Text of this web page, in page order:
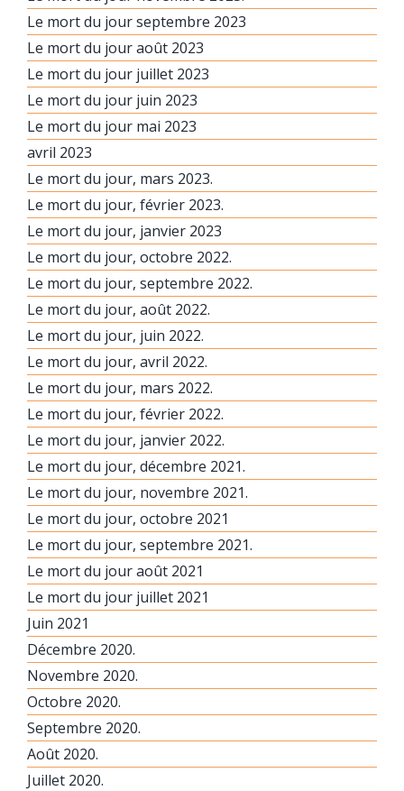
Le mort du jour septembre 2023
Le mort du jour août 2023
Le mort du jour juillet 2023
Le mort du jour juin 2023
Le mort du jour mai 2023
avril 2023
Le mort du jour, mars 2023.
Le mort du jour, février 2023.
Le mort du jour, janvier 2023
Le mort du jour, octobre 2022.
Le mort du jour, septembre 2022.
Le mort du jour, août 2022.
Le mort du jour, juin 2022.
Le mort du jour, avril 2022.
Le mort du jour, mars 2022.
Le mort du jour, février 2022.
Le mort du jour, janvier 2022.
Le mort du jour, décembre 2021.
Le mort du jour, novembre 2021.
Le mort du jour, octobre 2021
Le mort du jour, septembre 2021.
Le mort du jour août 2021
Le mort du jour juillet 2021
Juin 2021
Décembre 2020.
Novembre 2020.
Octobre 2020.
Septembre 2020.
Août 2020.
Juillet 2020.